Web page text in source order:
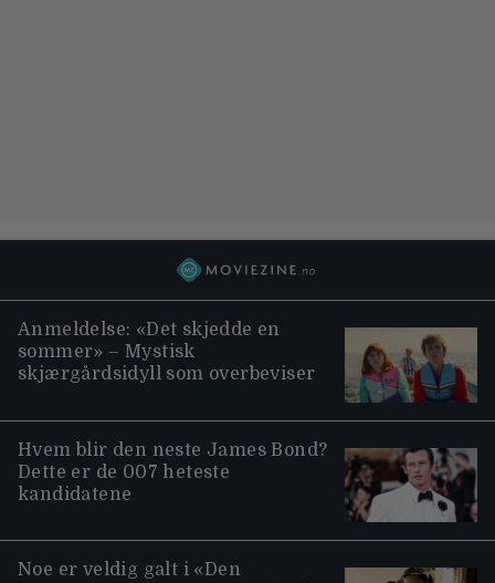
Anmeldelse: «Det skjedde en
sommer» – Mystisk
skjærgårdsidyll som overbeviser
Hvem blir den neste James Bond?
Dette er de 007 heteste
kandidatene
Noe er veldig galt i «Den